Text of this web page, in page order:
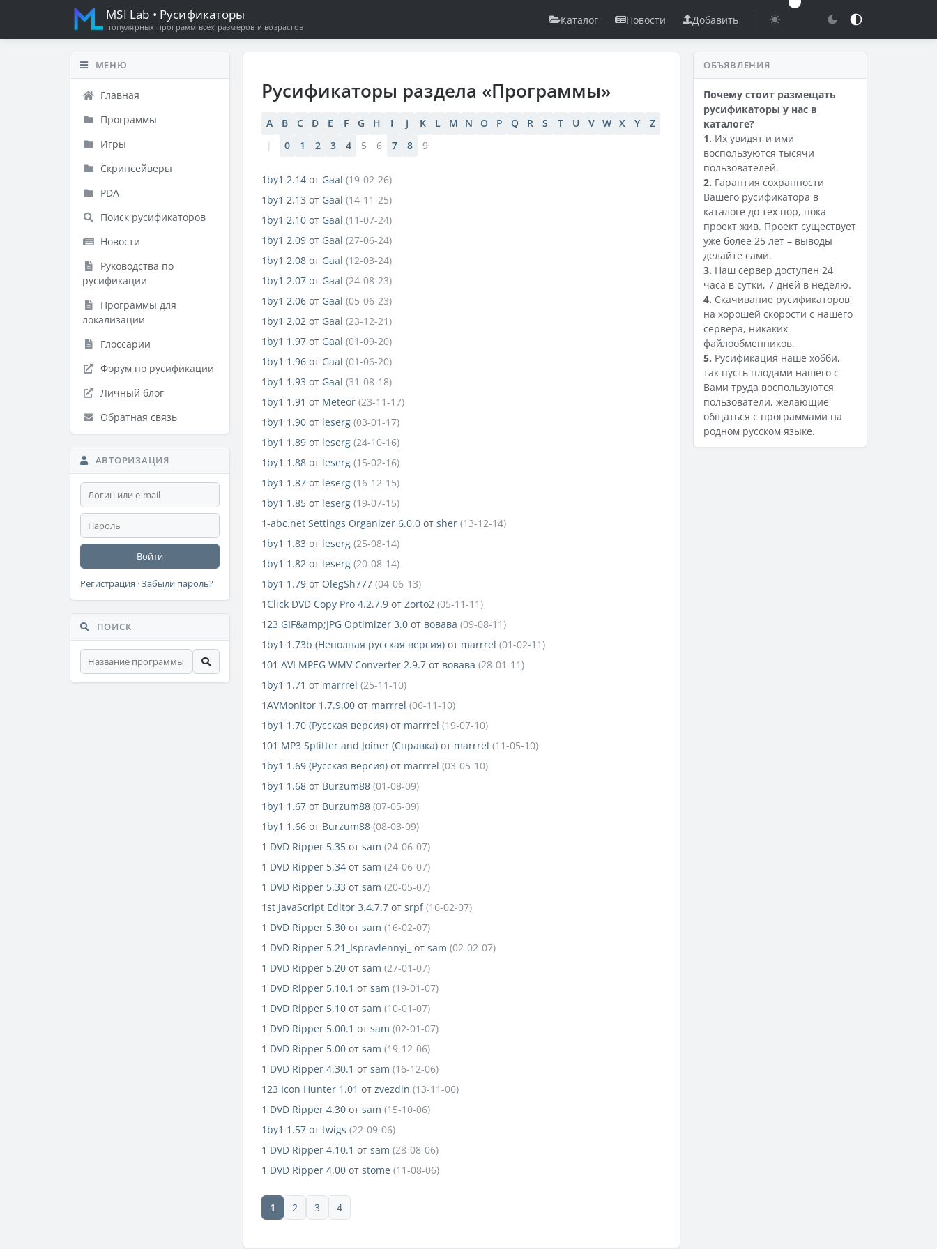
MSI Lab • Русификаторы
популярных программ всех размеров и возрастов
Каталог Новости Добавить
МЕНЮ
Главная
Программы
Игры
Скринсейверы
PDA
Поиск русификаторов
Новости
Руководства по
русификации
Программы для
локализации
Глоссарии
Форум по русификации
Личный блог
Обратная связь
АВТОРИЗАЦИЯ
Войти
Регистрация ·Забыли пароль?
ПОИСК
Русификаторы раздела «Программы»
A B C D E F G H I J K L M N O P Q R S T U V W X Y
Z
|
0 1 2 3 4 5 6 7 8 9
1by1 2.14 от Gaal (19-02-26)
1by1 2.13 от Gaal (14-11-25)
1by1 2.10 от Gaal (11-07-24)
1by1 2.09 от Gaal (27-06-24)
1by1 2.08 от Gaal (12-03-24)
1by1 2.07 от Gaal (24-08-23)
1by1 2.06 от Gaal (05-06-23)
1by1 2.02 от Gaal (23-12-21)
1by1 1.97 от Gaal (01-09-20)
1by1 1.96 от Gaal (01-06-20)
1by1 1.93 от Gaal (31-08-18)
1by1 1.91 от Meteor (23-11-17)
1by1 1.90 от leserg (03-01-17)
1by1 1.89 от leserg (24-10-16)
1by1 1.88 от leserg (15-02-16)
1by1 1.87 от leserg (16-12-15)
1by1 1.85 от leserg (19-07-15)
1-abc.net Settings Organizer 6.0.0 от sher (13-12-14)
1by1 1.83 от leserg (25-08-14)
1by1 1.82 от leserg (20-08-14)
1by1 1.79 от OlegSh777 (04-06-13)
1Click DVD Copy Pro 4.2.7.9 от Zorto2 (05-11-11)
123 GIF&amp;JPG Optimizer 3.0 от вовава (09-08-11)
1by1 1.73b (Неполная русская версия) от marrrel (01-02-11)
101 AVI MPEG WMV Converter 2.9.7 от вовава (28-01-11)
1by1 1.71 от marrrel (25-11-10)
1AVMonitor 1.7.9.00 от marrrel (06-11-10)
1by1 1.70 (Русская версия) от marrrel (19-07-10)
101 MP3 Splitter and Joiner (Справка) от marrrel (11-05-10)
1by1 1.69 (Русская версия) от marrrel (03-05-10)
1by1 1.68 от Burzum88 (01-08-09)
1by1 1.67 от Burzum88 (07-05-09)
1by1 1.66 от Burzum88 (08-03-09)
1 DVD Ripper 5.35 от sam (24-06-07)
1 DVD Ripper 5.34 от sam (24-06-07)
1 DVD Ripper 5.33 от sam (20-05-07)
1st JavaScript Editor 3.4.7.7 от srpf (16-02-07)
1 DVD Ripper 5.30 от sam (16-02-07)
1 DVD Ripper 5.21_Ispravlennyi_ от sam (02-02-07)
1 DVD Ripper 5.20 от sam (27-01-07)
1 DVD Ripper 5.10.1 от sam (19-01-07)
1 DVD Ripper 5.10 от sam (10-01-07)
1 DVD Ripper 5.00.1 от sam (02-01-07)
1 DVD Ripper 5.00 от sam (19-12-06)
1 DVD Ripper 4.30.1 от sam (16-12-06)
123 Icon Hunter 1.01 от zvezdin (13-11-06)
1 DVD Ripper 4.30 от sam (15-10-06)
1by1 1.57 от twigs (22-09-06)
1 DVD Ripper 4.10.1 от sam (28-08-06)
1 DVD Ripper 4.00 от stome (11-08-06)
1 2 3 4
ОБЪЯВЛЕНИЯ
Почему стоит размещать
русификаторы у нас в
каталоге?
1. Их увидят и ими
воспользуются тысячи
пользователей.
2. Гарантия сохранности
Вашего русификатора в
каталоге до тех пор, пока
проект жив. Проект существует
уже более 25 лет – выводы
делайте сами.
3. Наш сервер доступен 24
часа в сутки, 7 дней в неделю.
4. Скачивание русификаторов
на хорошей скорости с нашего
сервера, никаких
файлообменников.
5. Русификация наше хобби,
так пусть плодами нашего с
Вами труда воспользуются
пользователи, желающие
общаться с программами на
родном русском языке.